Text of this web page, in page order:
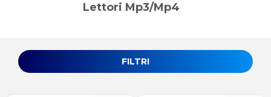
FILTRI
Lettori Mp3/Mp4